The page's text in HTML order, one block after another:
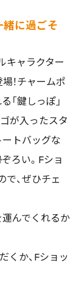
緒に過ごそ
キャラクター
！チャームポ
「鍵しっぽ」
が入ったスタ
トバッグな
ろい。Fショ
、ぜひチェ
んでくれるか
くか、Fショッ